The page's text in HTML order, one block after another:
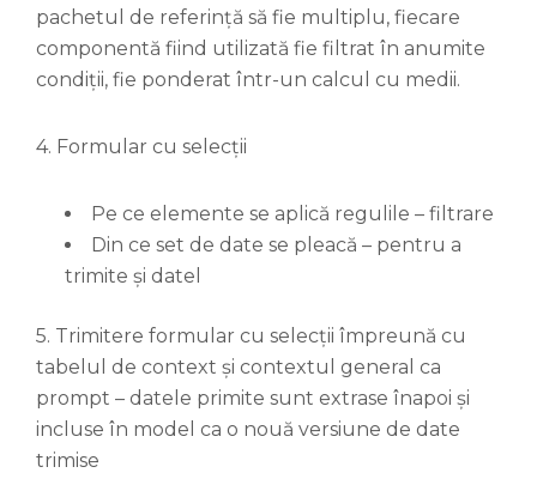
pachetul de referință să fie multiplu, fiecare
componentă fiind utilizată fie filtrat în anumite
condiții, fie ponderat într-un calcul cu medii.
4. Formular cu selecții
Pe ce elemente se aplică regulile – filtrare
Din ce set de date se pleacă – pentru a
trimite și datel
5. Trimitere formular cu selecții împreună cu
tabelul de context și contextul general ca
prompt – datele primite sunt extrase înapoi și
incluse în model ca o nouă versiune de date
trimise